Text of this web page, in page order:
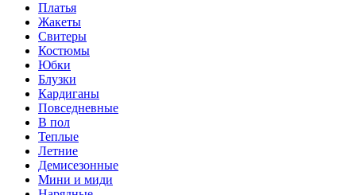
Платья
Жакеты
Свитеры
Костюмы
Юбки
Блузки
Кардиганы
Повседневные
В пол
Теплые
Летние
Демисезонные
Мини и миди